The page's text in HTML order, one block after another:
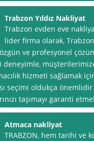
Trabzon Yıldız Nakliyat
Trabzon evden eve
lider firma olarak, Trabzon
ve profesyonel
deneyimle,
hizmeti sağlamak
seçimi oldukça
taşımayı garanti
Atmaca nakliyat
TRABZON, hem tarihi ve